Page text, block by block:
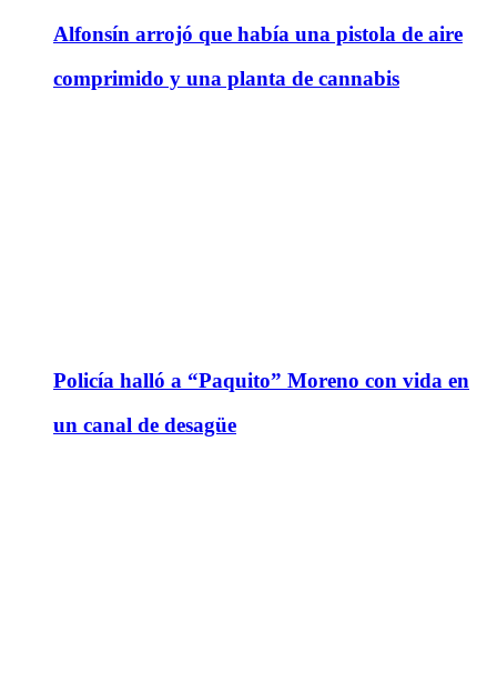
Alfonsín arrojó que había una pistola de aire
comprimido y una planta de cannabis
Policía halló a “Paquito” Moreno con vida en
un canal de desagüe